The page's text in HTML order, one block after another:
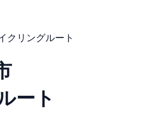
クリングルート
ート